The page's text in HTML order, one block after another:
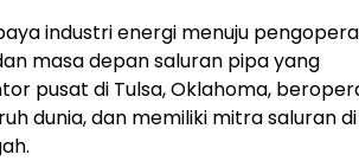
industri energi menuju
masa depan saluran pipa yang
pusat di Tulsa, Oklahoma,
dunia, dan memiliki mitra saluran di